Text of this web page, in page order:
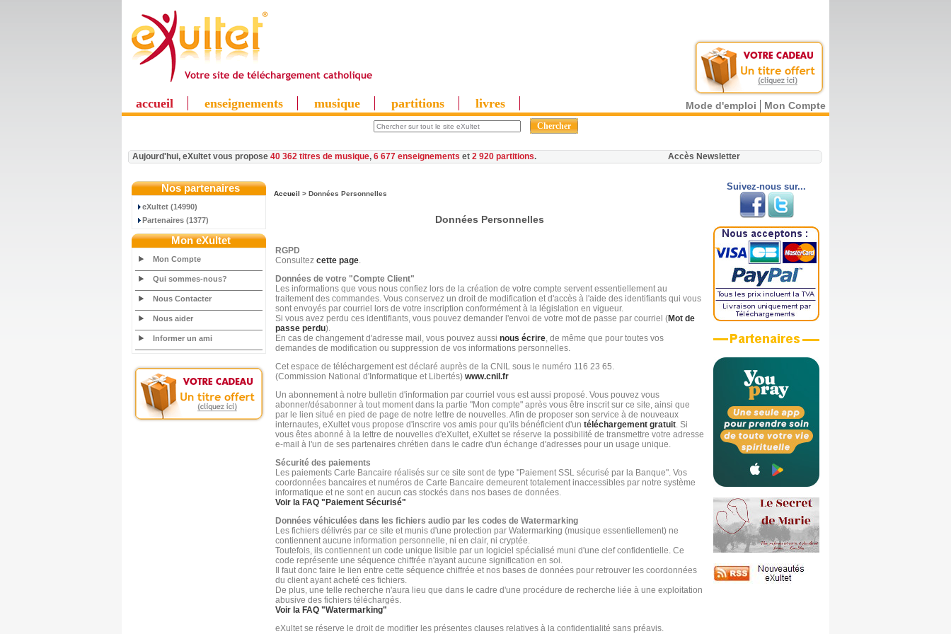
accueil enseignements musique partitions livres Mode d'emploi Mon Compte
Aujourd'hui, eXultet vous propose 40 362 titres de musique, 6 677 enseignements et 2 920 partitions. Accès Newsletter
Nos partenaires
eXultet (14990)
Partenaires (1377)
Mon eXultet
Mon Compte
Qui sommes-nous?
Nous Contacter
Nous aider
Informer un ami
Accueil > Données Personnelles
Données Personnelles
RGPD
Consultez cette page.
Données de votre "Compte Client"
Les informations que vous nous confiez lors de la création de votre compte servent essentiellement au
traitement des commandes. Vous conservez un droit de modification et d'accès à l'aide des identifiants qui vous
sont envoyés par courriel lors de votre inscription conformément à la législation en vigueur.
Si vous avez perdu ces identifiants, vous pouvez demander l'envoi de votre mot de passe par courriel (Mot de
passe perdu).
En cas de changement d'adresse mail, vous pouvez aussi nous écrire, de même que pour toutes vos
demandes de modification ou suppression de vos informations personnelles.
Cet espace de téléchargement est déclaré auprès de la CNIL sous le numéro 116 23 65.
(Commission National d'Informatique et Libertés) www.cnil.fr
Un abonnement à notre bulletin d'information par courriel vous est aussi proposé. Vous pouvez vous
abonner/désabonner à tout moment dans la partie "Mon compte" après vous être inscrit sur ce site, ainsi que
par le lien situé en pied de page de notre lettre de nouvelles. Afin de proposer son service à de nouveaux
internautes, eXultet vous propose d'inscrire vos amis pour qu'ils bénéficient d'un téléchargement gratuit. Si
vous êtes abonné à la lettre de nouvelles d'eXultet, eXultet se réserve la possibilité de transmettre votre adresse
e-mail à l'un de ses partenaires chrétien dans le cadre d'un échange d'adresses pour un usage unique.
Sécurité des paiements
Les paiements Carte Bancaire réalisés sur ce site sont de type "Paiement SSL sécurisé par la Banque". Vos
coordonnées bancaires et numéros de Carte Bancaire demeurent totalement inaccessibles par notre système
informatique et ne sont en aucun cas stockés dans nos bases de données.
Voir la FAQ " Paiement Sécurisé"
Données véhiculées dans les fichiers audio par les codes de Watermarking
Les fichiers délivrés par ce site et munis d'une protection par Watermarking (musique essentiellement) ne
contiennent aucune information personnelle, ni en clair, ni cryptée.
Toutefois, ils contiennent un code unique lisible par un logiciel spécialisé muni d'une clef confidentielle. Ce
code représente une séquence chiffrée n'ayant aucune signification en soi.
Il faut donc faire le lien entre cette séquence chiffrée et nos bases de données pour retrouver les coordonnées
du client ayant acheté ces fichiers.
De plus, une telle recherche n'aura lieu que dans le cadre d'une procédure de recherche liée à une exploitation
abusive des fichiers téléchargés.
Voir la FAQ "Watermarking"
eXultet se réserve le droit de modifier les présentes clauses relatives à la confidentialité sans préavis.
Suivez-nous sur...